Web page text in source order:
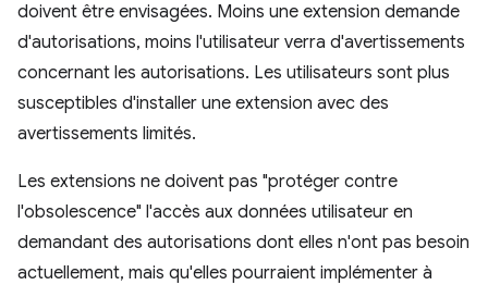
doivent être envisagées. Moins une extension demande
d'autorisations, moins l'utilisateur verra d'avertissements
concernant les autorisations. Les utilisateurs sont plus
susceptibles d'installer une extension avec des
avertissements limités.
Les extensions ne doivent pas "protéger contre
l'obsolescence" l'accès aux données utilisateur en
demandant des autorisations dont elles n'ont pas besoin
actuellement, mais qu'elles pourraient implémenter à